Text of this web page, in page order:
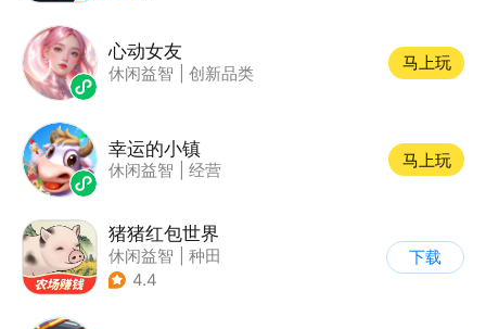
心动女友
休闲益智 创新品类
马上玩
幸运的小镇
休闲益智 经营
马上玩
猪猪红包世界
休闲益智
种田
| 田园生活
4.4
下载